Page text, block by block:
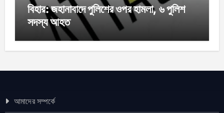
বিহার: জহানাবাদে পুলিশের ওপর হামলা, ৬ পুলিশ
সদস্য আহত
আমাদের সম্পর্কে